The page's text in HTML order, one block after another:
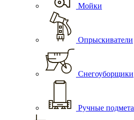
Мойки
Опрыскиватели
Снегоуборщики
Ручные